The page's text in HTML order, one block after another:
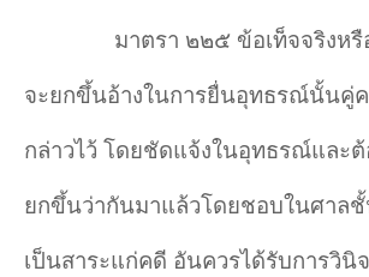
มาตรา ๒๒๕ ข้อเท็จจริงห
จะยกขึ้นอ้างในการยื่นอุทธรณ์นั้นคู่ค
กล่าวไว้ โดยชัดแจ้งในอุทธรณ์และ
ยกขึ้นว่ากันมาแล้วโดยชอบในศาล
เป็นสาระแก่คดี อันควรได้รับการวินิ